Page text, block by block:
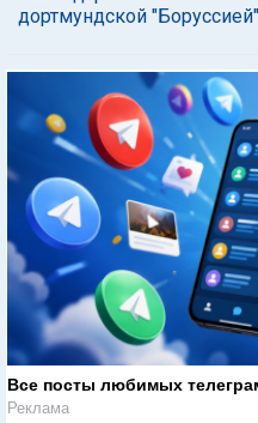
дортмундской "Боруссией"
Все посты любимых
Реклама